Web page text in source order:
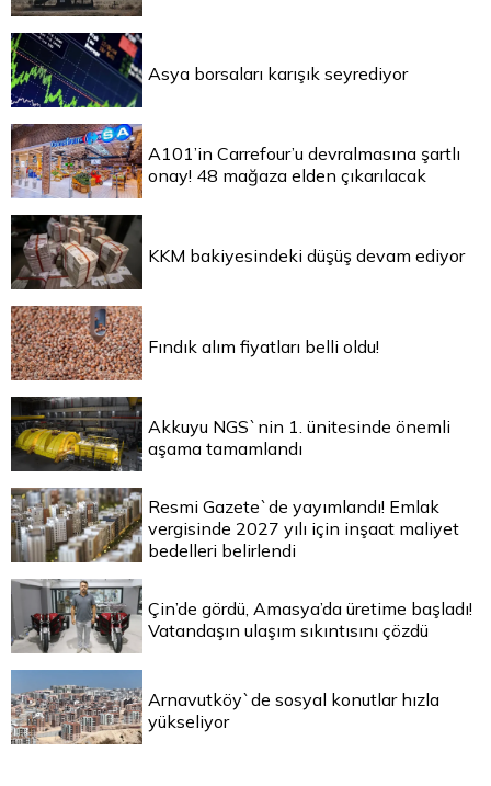
Asya borsaları karışık seyrediyor
A101’in Carrefour’u devralmasına şartlı
onay! 48 mağaza elden çıkarılacak
KKM bakiyesindeki düşüş devam ediyor
Fındık alım fiyatları belli oldu!
Akkuyu NGS`nin 1. ünitesinde önemli
aşama tamamlandı
Resmi Gazete`de yayımlandı! Emlak
vergisinde 2027 yılı için inşaat maliyet
bedelleri belirlendi
Çin’de gördü, Amasya’da üretime başladı!
Vatandaşın ulaşım sıkıntısını çözdü
Arnavutköy`de sosyal konutlar hızla
yükseliyor